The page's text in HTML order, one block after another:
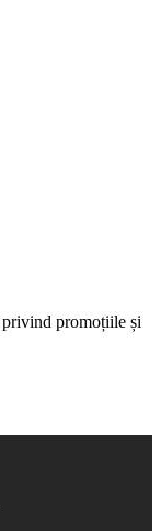
promoțiile și